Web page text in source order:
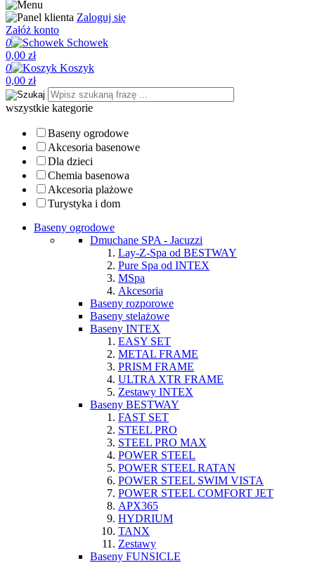
Zaloguj się
Załóż konto
0
Schowek
0,00 zł
0
Koszyk
0,00 zł
wszystkie kategorie
Baseny ogrodowe
Akcesoria basenowe
Dla dzieci
Chemia basenowa
Akcesoria plażowe
Turystyka i dom
Baseny ogrodowe
Dmuchane SPA - Jacuzzi
Lay-Z-Spa od BESTWAY
Pure Spa od INTEX
MSpa
Akcesoria
Baseny rozporowe
Baseny stelażowe
Baseny INTEX
EASY SET
METAL FRAME
PRISM FRAME
ULTRA XTR FRAME
Zestawy INTEX
Baseny BESTWAY
FAST SET
STEEL PRO
STEEL PRO MAX
POWER STEEL
POWER STEEL RATAN
POWER STEEL SWIM VISTA
POWER STEEL COMFORT JET
APX365
HYDRIUM
TANX
Zestawy
Baseny FUNSICLE